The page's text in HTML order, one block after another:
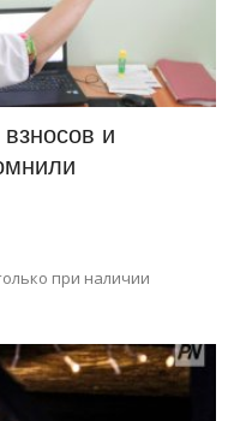
и
при наличии